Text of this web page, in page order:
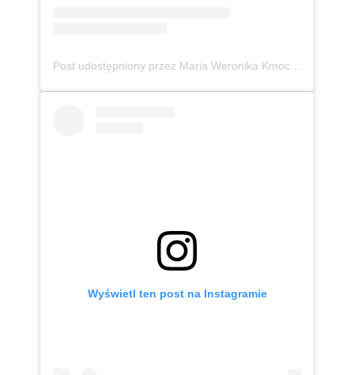
Post udostępniony przez Maria Weronika Kmoch 🦄 Kurpianka w wielkim świecie (@mwkmoch)
Wyświetl ten post na Instagramie